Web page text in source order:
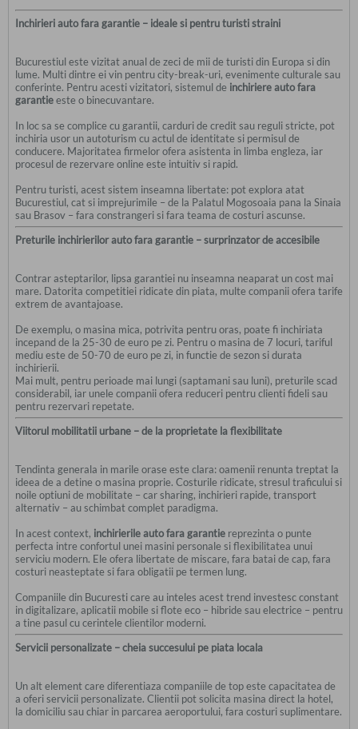
Inchirieri auto fara garantie – ideale si pentru turisti straini
Bucurestiul este vizitat anual de zeci de mii de turisti din Europa si din
lume. Multi dintre ei vin pentru city-break-uri, evenimente culturale sau
conferinte. Pentru acesti vizitatori, sistemul de inchiriere auto fara
garantieeste o binecuvantare.
In loc sa se complice cu garantii, carduri de credit sau reguli stricte, pot
inchiria usor un autoturism cu actul de identitate si permisul de
conducere. Majoritatea firmelor ofera asistenta in limba engleza, iar
procesul de rezervare online este intuitiv si rapid.
Pentru turisti, acest sistem inseamna libertate: pot explora atat
Bucurestiul, cat si imprejurimile – de la Palatul Mogosoaia pana la Sinaia
sau Brasov – fara constrangeri si fara teama de costuri ascunse.
Preturile inchirierilor auto fara garantie – surprinzator de accesibile
Contrar asteptarilor, lipsa garantiei nu inseamna neaparat un cost mai
mare. Datorita competitiei ridicate din piata, multe companii ofera tarife
extrem de avantajoase.
De exemplu, o masina mica, potrivita pentru oras, poate fi inchiriata
incepand de la 25-30 de euro pe zi. Pentru o masina de 7 locuri, tariful
mediu este de 50-70 de euro pe zi, in functie de sezon si durata
inchirierii.
Mai mult, pentru perioade mai lungi (saptamani sau luni), preturile scad
considerabil, iar unele companii ofera reduceri pentru clienti fideli sau
pentru rezervari repetate.
Viitorul mobilitatii urbane – de la proprietate la flexibilitate
Tendinta generala in marile orase este clara: oamenii renunta treptat la
ideea de a detine o masina proprie. Costurile ridicate, stresul traficului si
noile optiuni de mobilitate – car sharing, inchirieri rapide, transport
alternativ – au schimbat complet paradigma.
In acest context, inchirierile auto fara garantie reprezinta o punte
perfecta intre confortul unei masini personale si flexibilitatea unui
serviciu modern. Ele ofera libertate de miscare, fara batai de cap, fara
costuri neasteptate si fara obligatii pe termen lung.
Companiile din Bucuresti care au inteles acest trend investesc constant
in digitalizare, aplicatii mobile si flote eco – hibride sau electrice – pentru
a tine pasul cu cerintele clientilor moderni.
Servicii personalizate – cheia succesului pe piata locala
Un alt element care diferentiaza companiile de top este capacitatea de
a oferi servicii personalizate. Clientii pot solicita masina direct la hotel,
la domiciliu sau chiar in parcarea aeroportului, fara costuri suplimentare.